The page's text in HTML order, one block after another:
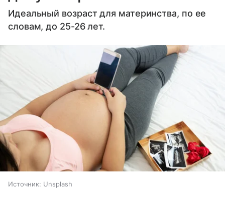
Идеальный возраст для материнства, по ее
словам, до 25-26 лет.
Источник: Unsplash